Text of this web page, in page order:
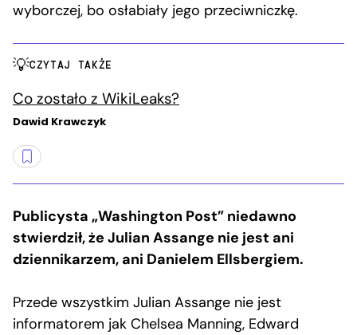
wyborczej, bo osłabiały jego przeciwniczkę.
CZYTAJ TAKŻE
Co zostało z WikiLeaks?
Dawid Krawczyk
Publicysta „Washington Post” niedawno
stwierdził, że Julian Assange nie jest ani
dziennikarzem, ani Danielem Ellsbergiem.
Przede wszystkim Julian Assange nie jest
informatorem jak Chelsea Manning, Edward